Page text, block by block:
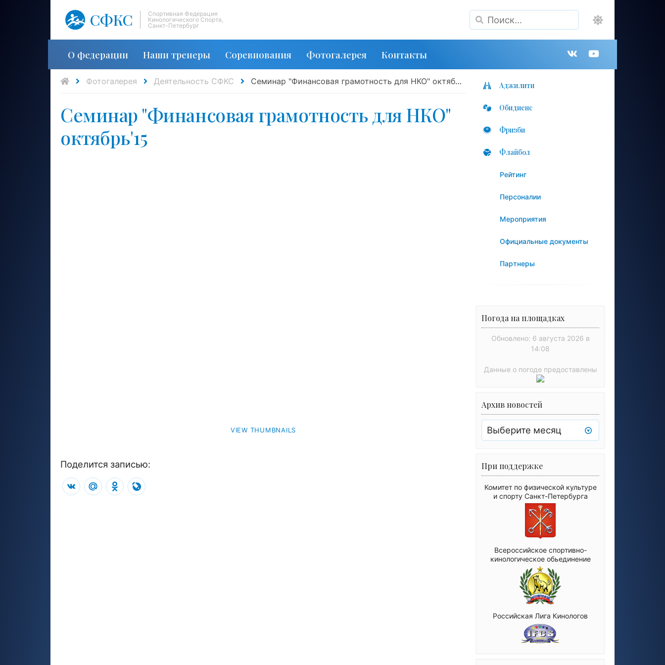
СФКС
Спортивная Федерация
Кинологического Спорта,
Санкт-Петербург
Поиск
О федерации Наши тренеры Соревнования Фотогалерея Контакты Группа
Фотогалерея Деятельность СФКС Семинар "Финансовая грамотность для НКО" октябрь'15
Семинар "Финансовая грамотность для НКО"
октябрь'15
VIEW THUMBNAILS
Поделится записью:
VK Mail.RuOdnoklassniki
Аджилити
Обидиенс
Фризби
Флайбол
Рейтинг
Персоналии
Мероприятия
Официальные документы
Партнеры
Погода на площадках
Обновлено: 6 августа 2026 в
14:08
Данные о погоде предоставлены
Архив новостей
Архив
новостей
При поддержке
Комитет по физической культуре
и спорту Санкт-Петербурга
Всероссийское спортивно-
кинологическое обьединение
Российская Лига Кинологов